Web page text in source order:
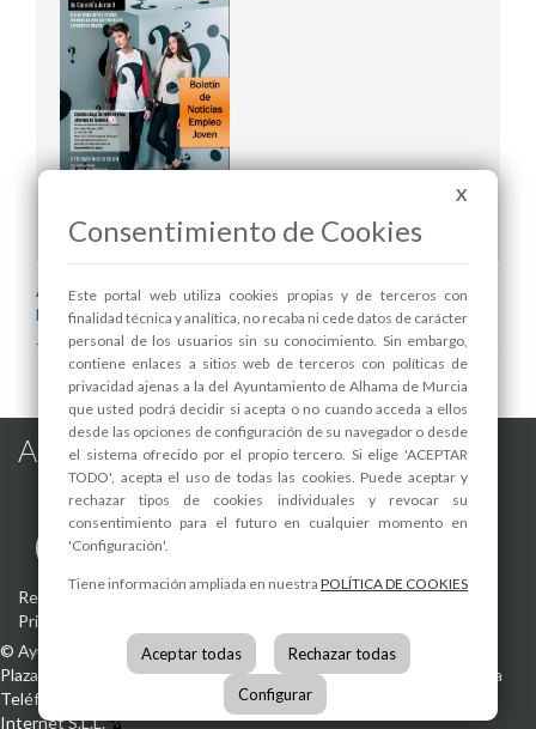
Boletín 13 de mayo de 2022
Areas relacionadas:
Desarrollo Local y Empleo
Juventud
Alhama de Murcia en las Redes
Registro de actividades de tratamiento -Aviso Legal-Política de
Privacidad
© Ayuntamiento de Alhama de Murcia
Plaza de la Constitución, 130840 Alhama de Murcia(Murcia)
España
Teléfono:
info@alhamademurcia.es
Internet S.L.L.
X
Consentimiento de Cookies
Este portal web utiliza cookies propias y de terceros con
finalidad técnica y analítica, no recaba ni cede datos de carácter
personal de los usuarios sin su conocimiento. Sin embargo,
contiene enlaces a sitios web de terceros con políticas de
privacidad ajenas a la del Ayuntamiento de Alhama de Murcia
que usted podrá decidir si acepta o no cuando acceda a ellos
desde las opciones de configuración de su navegador o desde
el sistema ofrecido por el propio tercero. Si elige 'ACEPTAR
TODO', acepta el uso de todas las cookies. Puede aceptar y
rechazar tipos de cookies individuales y revocar su
consentimiento para el futuro en cualquier momento en
'Configuración'.
Tiene información ampliada en nuestra POLÍTICA DE COOKIES
Aceptar todas Rechazar todas
Configurar